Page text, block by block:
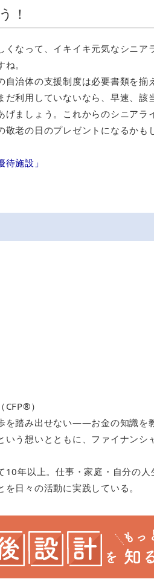
！
くなって、イキイキ元気なシニア
。
自治体の支援制度は必要書類を揃
だ利用していないなら、早速、該
げましょう。これからのシニアラ
老の日のプレゼントになるかも
待施設」
）
を踏み出せない――お金の知識を
いう想いとともに、ファイナンシ
10年以上。仕事・家庭・自分の
日々の活動に実践している。